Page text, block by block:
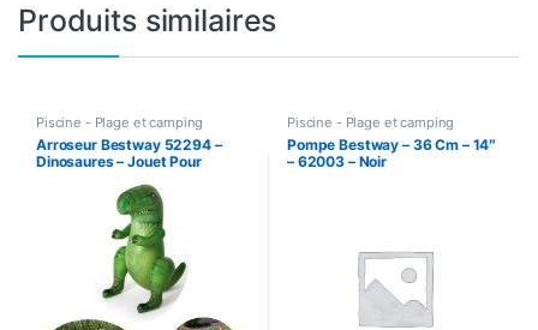
Produits similaires
Piscine - Plage et camping
Arroseur Bestway 52294 –
Dinosaures – Jouet Pour
Piscine - Plage et camping
Pompe Bestway – 36 Cm – 14″
– 62003 – Noir